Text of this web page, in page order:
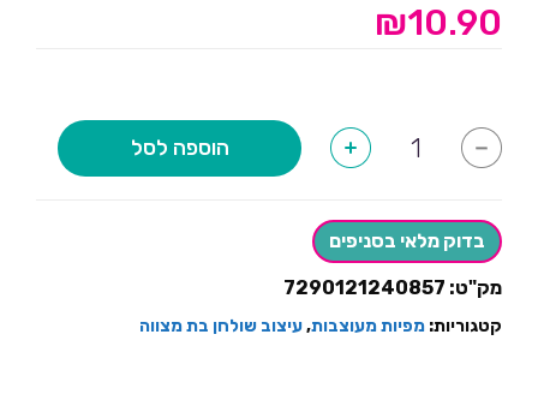
₪10.90
-
של
יחידות
+ הוספה לסל
בדוק מלאי בסניפים
מק"ט: 7290121240857
קטגוריות: מפיות מעוצבות,עיצוב שולחן בת מצווה